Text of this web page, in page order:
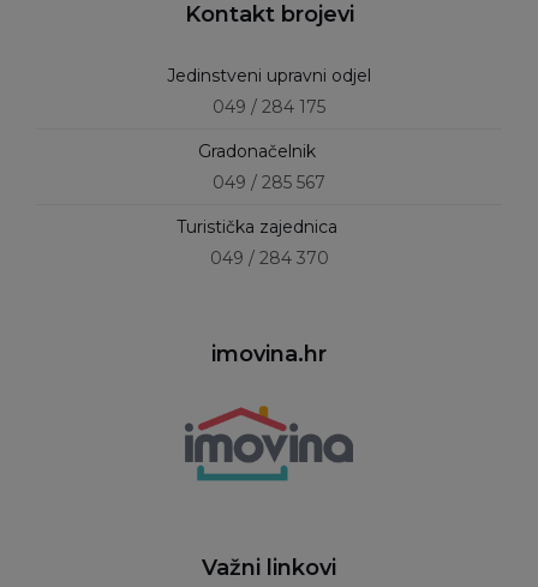
Kontakt brojevi
Jedinstveni upravni odjel
049 / 284 175
Gradonačelnik
049 / 285 567
Turistička zajednica
049 / 284 370
imovina.hr
Važni linkovi